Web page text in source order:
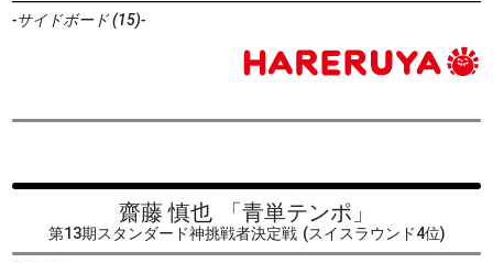
-サイドボード (15)-
齋藤 慎也 「青単テンポ」
第13期スタンダード神挑戦者決定戦 (スイスラウンド4位)